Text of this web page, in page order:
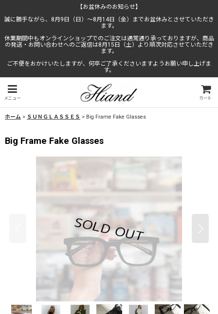
【お盆休みのお知らせ】
誠に勝手ながら、8月9日（日）〜8月14日（金）までお盆休みとさせていただき
ます。
休業期間中もオンラインショップでのご注文は通常通り承っておりますが、商品
の発送・お問い合わせへのご返信は8月15日（土）より順次対応させていただき
ます。
ご不便をおかけいたしますが、何卒ご了承くださいますようお願い申し上げま
す。
メニュー カート
ホーム > ＳＵＮＧＬＡＳＳＥＳ > Big Frame Fake Glasses
Big Frame Fake Glasses